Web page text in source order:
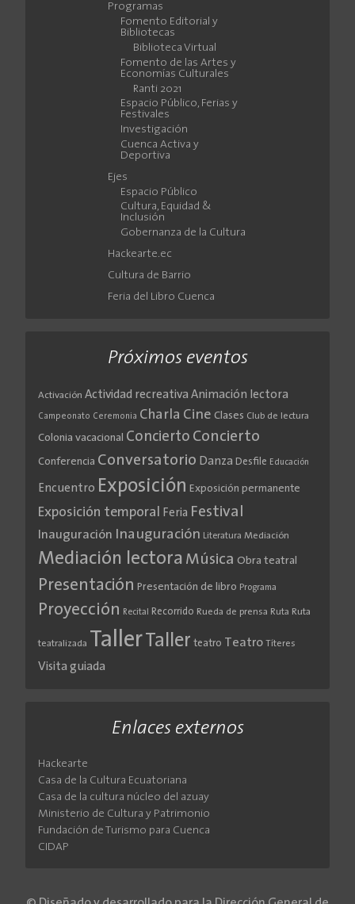
Programas
Fomento Editorial y
Bibliotecas
Biblioteca Virtual
Fomento de las Artes y
Economías Culturales
Ranti 2021
Espacio Público, Ferias y
Festivales
Investigación
Cuenca Activa y
Deportiva
Ejes
Espacio Público
Cultura, Equidad &
Inclusión
Gobernanza de la Cultura
Hackearte.ec
Cultura de Barrio
Feria del Libro Cuenca
Próximos eventos
Activación Actividad recreativa Animación lectora
Campeonato Ceremonia Charla Cine Clases Club de lectura
Colonia vacacional Concierto Concierto
Conferencia Conversatorio Danza Desfile Educación
Encuentro Exposición Exposición permanente
Exposición temporal Feria Festival
Inauguración Inauguración Literatura Mediación
Mediación lectora Música Obra teatral
Presentación Presentación de libro Programa
Proyección Recital Recorrido Rueda de prensa Ruta Ruta
teatralizada Taller Taller teatro Teatro Títeres
Visita guiada
Enlaces externos
Hackearte
Casa de la Cultura Ecuatoriana
Casa de la cultura núcleo del azuay
Ministerio de Cultura y Patrimonio
Fundación de Turismo para Cuenca
CIDAP